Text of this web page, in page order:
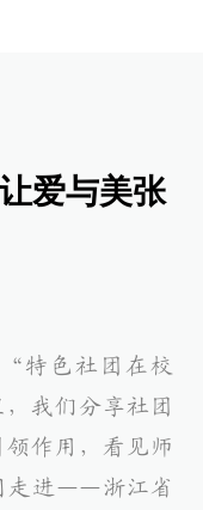
爱与美张
特色社团在校
我们分享社团
作用，看见师
走进——浙江省